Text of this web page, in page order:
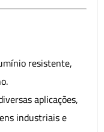
resistente,
aplicações,
industriais e